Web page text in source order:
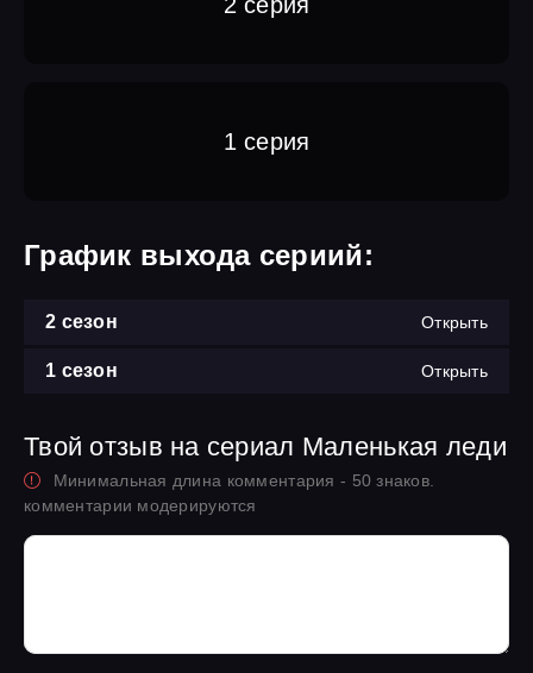
1 серия
График выхода сериий:
2 сезон Открыть
1 сезон Открыть
Твой отзыв на сериал Маленькая леди
Минимальная длина комментария - 50 знаков.
комментарии модерируются